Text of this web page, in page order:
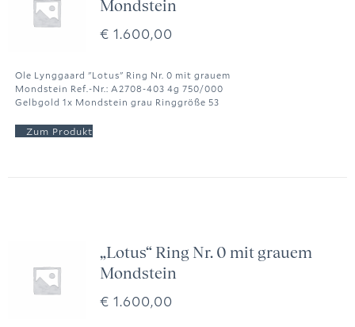
Mondstein
€ 1.600,00
Ole Lynggaard "Lotus" Ring Nr. 0 mit grauem
Mondstein Ref.-Nr.: A2708-403 4g 750/000
Gelbgold 1x Mondstein grau Ringgröße 53
„Lotus“ Ring Nr. 0 mit grauem
Mondstein
€ 1.600,00